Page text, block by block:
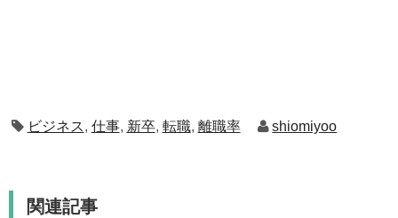
ビジネス, 仕事, 新卒, 転職, 離職率 shiomiyoo
関連記事